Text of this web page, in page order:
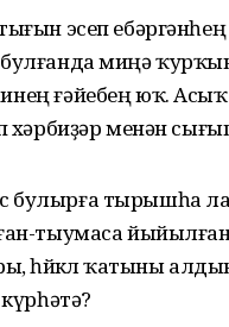
эсеп ебәргәнһең
миңә
ғәйебең юҡ.
хәрбиҙәр менән
тырышһа ла,
тыумаса
һөйөклө ҡатыны